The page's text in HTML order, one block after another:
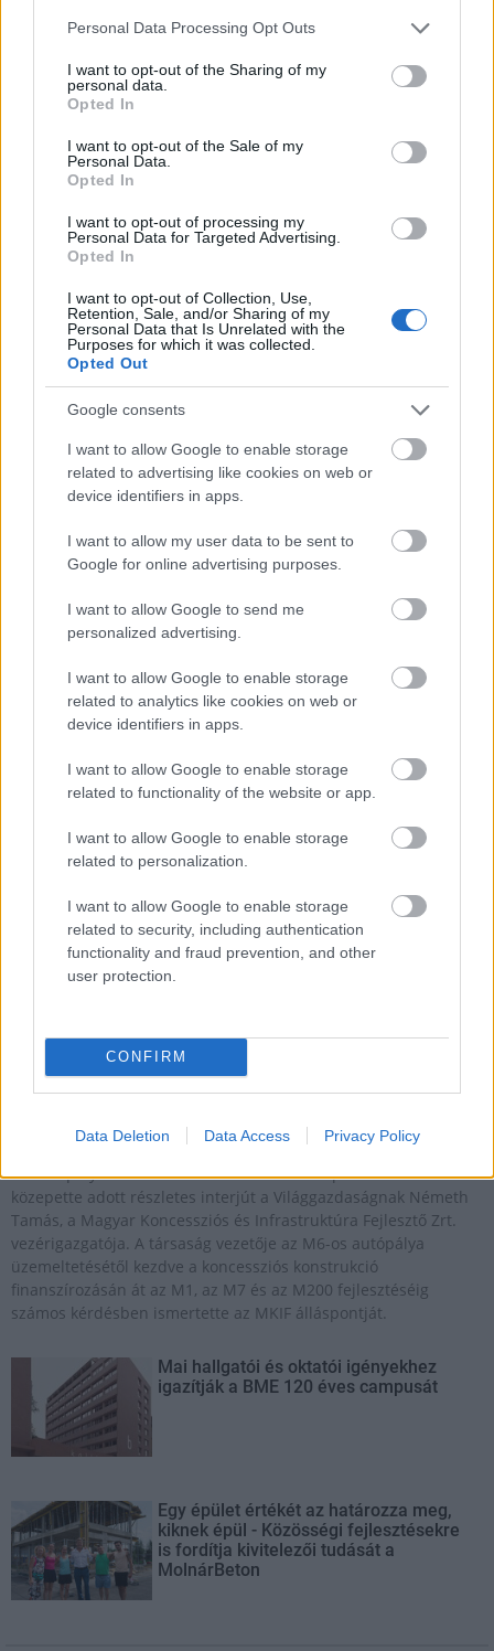
Please note that this website/app uses one or more Google
not limited to your visit or usage behaviour. You may click to
grant or deny consent to Google and its third-party tags to
use your data for below specified purposes in below Google
consent section.
Personal Data Processing Opt Outs
I want to opt-out of the Sharing of my
personal data.
Opted In
I want to opt-out of the Sale of my
Personal Data.
Opted In
I want to opt-out of processing my
Personal Data for Targeted Advertising.
Opted In
I want to opt-out of Collection, Use,
Retention, Sale, and/or Sharing of my
Personal Data that Is Unrelated with the
Purposes for which it was collected.
Opted Out
Google consents
I want to allow Google to enable storage
related to advertising like cookies on web or
device identifiers in apps.
I want to allow my user data to be sent to
Google for online advertising purposes.
I want to allow Google to send me
personalized advertising.
I want to allow Google to enable storage
related to analytics like cookies on web or
device identifiers in apps.
I want to allow Google to enable storage
related to functionality of the website or app.
I want to allow Google to enable storage
related to personalization.
I want to allow Google to enable storage
related to security, including authentication
functionality and fraud prevention, and other
user protection.
CONFIRM
Data Deletion Data Access Privacy Policy
hirdetés
AJÁNLÓ
Épületgépészet nélkül nincs építőipar! – interjú Barótfi
Istvánnal
Bár sokat tettek érte, a hazai épületgépészet még ma sem kapja
meg az iparágban mérhető súlyához méltó elismertséget és
létrejött tagozat által. Prof. Dr. Barótfi Istvánnal, az ÉVOSZ
Épületgépész Tagozatának ügyvezetőjével beszélgettünk.
M7-es autópálya
M6-os autópálya
MKIF: a koncessziós szerződés érvényes, a
szükségesek
Az autópálya-koncessziót övező szakmai és politikai viták
közepette adott részletes interjút a Világgazdaságnak Németh
Tamás, a Magyar Koncessziós és Infrastruktúra Fejlesztő Zrt.
vezérigazgatója. A társaság vezetője az M6-os autópálya
üzemeltetésétől kezdve a koncessziós konstrukció
finanszírozásán át az M1, az M7 és az M200 fejlesztéséig
számos kérdésben ismertette az MKIF álláspontját.
Mai hallgatói és oktatói igényekhez
igazítják a BME 120 éves campusát
Egy épület értékét az határozza meg,
kiknek épül - Közösségi fejlesztésekre
is fordítja kivitelezői tudását a
MolnárBeton